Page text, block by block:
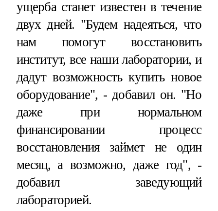
ущерба станет известен в течение
двух дней. "Будем надеяться, что
нам помогут восстановить
институт, все наши лаборатории, и
дадут возможность купить новое
оборудование", - добавил он. "Но
даже при нормальном
финансировании процесс
восстановления займет не один
месяц, а возможно, даже год", -
добавил заведующий
лабораторией.